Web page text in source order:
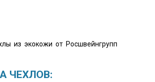
из экокожи от Росшвейнгрупп
ЧЕХЛОВ: